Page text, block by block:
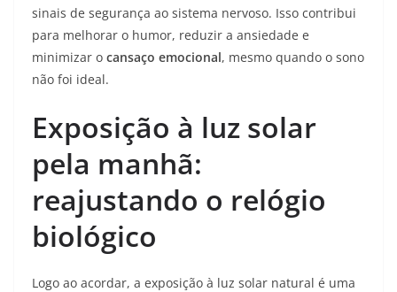
sinais de segurança ao sistema nervoso. Isso contribui
para melhorar o humor, reduzir a ansiedade e
minimizar o cansaço emocional, mesmo quando o sono
não foi ideal.
Exposição à luz solar
pela manhã:
reajustando o relógio
biológico
Logo ao acordar, a exposição à luz solar natural é uma